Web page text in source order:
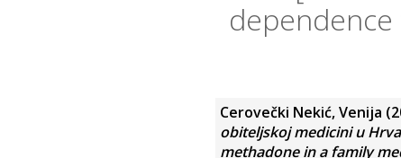
Cerovečki Nekić, Venija
obiteljskoj medicini u
methadone in a family